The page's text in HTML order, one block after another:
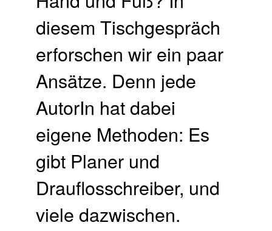
diesem Tischgespräch
erforschen wir ein paar
Ansätze. Denn jede
AutorIn hat dabei
eigene Methoden: Es
gibt Planer und
Drauflosschreiber, und
viele dazwischen.